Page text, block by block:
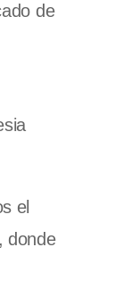
de
el
donde